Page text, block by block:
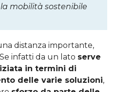
mobilità sostenibile
distanza importante,
infatti da un lato serve
in termini di
delle varie soluzioni,